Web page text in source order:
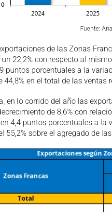
Fuente:
de las Zonas
22,2% con respecto al
puntos porcentuales a la
44,8% en el total de las ventas
en lo corrido del año las
de 8,6% con
4,4 puntos porcentuales a
55,2% sobre el agregado de